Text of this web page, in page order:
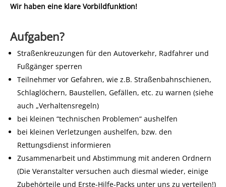
Wir haben eine klare Vorbildfunktion!
Aufgaben?
Straßenkreuzungen für den Autoverkehr, Radfahrer und
Fußgänger sperren
Teilnehmer vor Gefahren, wie z.B. Straßenbahnschienen,
Schlaglöchern, Baustellen, Gefällen, etc. zu warnen (siehe
auch „Verhaltensregeln)
bei kleinen “technischen Problemen“ aushelfen
bei kleinen Verletzungen aushelfen, bzw. den
Rettungsdienst informieren
Zusammenarbeit und Abstimmung mit anderen Ordnern
(Die Veranstalter versuchen auch diesmal wieder, einige
Zubehörteile und Erste-Hilfe-Packs unter uns zu verteilen!)